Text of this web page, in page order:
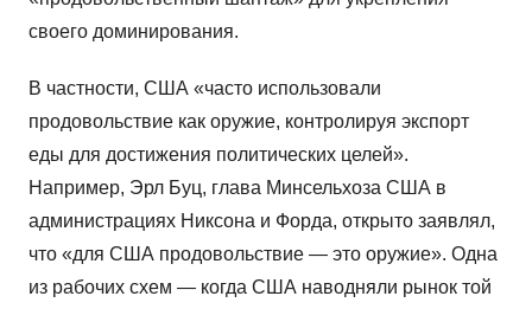
своего доминирования.
В частности, США «часто использовали
продовольствие как оружие, контролируя экспорт
еды для достижения политических целей».
Например, Эрл Буц, глава Минсельхоза США в
администрациях Никсона и Форда, открыто заявлял,
что «для США продовольствие — это оружие». Одна
из рабочих схем — когда США наводняли рынок той